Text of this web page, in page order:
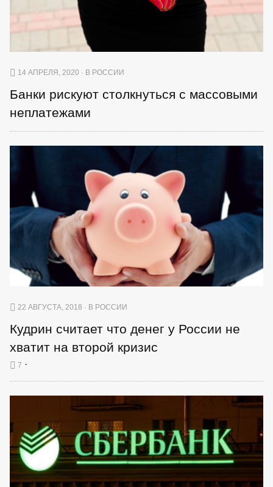
14 АПРЕЛЯ, 2020 · В РОССИИ
Банки рискуют столкнуться с массовыми
неплатежами
22 АВГУСТА, 2018 · В РОССИИ
Кудрин считает что денег у России не
хватит на второй кризис
7 ·